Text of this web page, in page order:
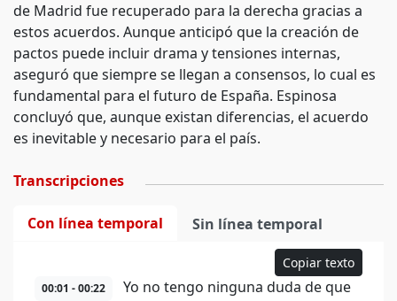
de Madrid fue recuperado para la derecha gracias a
estos acuerdos. Aunque anticipó que la creación de
pactos puede incluir drama y tensiones internas,
aseguró que siempre se llegan a consensos, lo cual es
fundamental para el futuro de España. Espinosa
concluyó que, aunque existan diferencias, el acuerdo
es inevitable y necesario para el país.
Transcripciones
Con línea temporal Sin línea temporal
Copiar texto
00:01 - 00:22
Yo no tengo ninguna duda de que